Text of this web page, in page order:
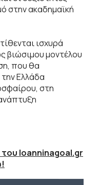
στην ακαδημαϊκή
ισχυρά
βιώσιμου μοντέλου
που θα
Ελλάδα
στη
του Ioanninagoal.gr